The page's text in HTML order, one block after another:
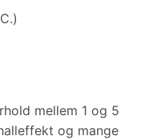
mellem 1 og 5
og mange